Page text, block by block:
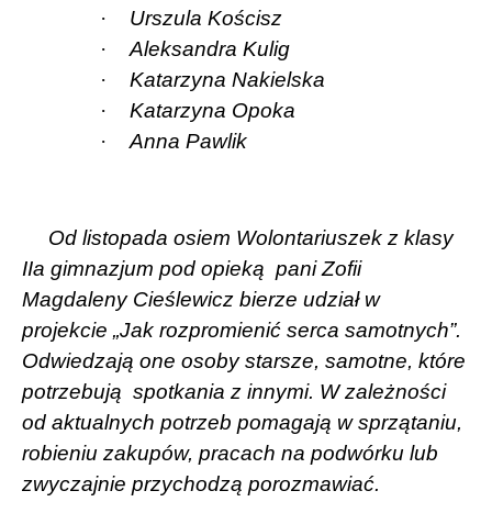
·
Urszula Kościsz
·
Aleksandra Kulig
·
Katarzyna Nakielska
·
Katarzyna Opoka
·
Anna Pawlik
Od listopada osiem Wolontariuszek z klasy
IIa gimnazjum pod opieką pani Zofii
Magdaleny Cieślewicz bierze udział w
projekcie „Jak rozpromienić serca samotnych”.
Odwiedzają one osoby starsze, samotne, które
potrzebują spotkania z innymi. W zależności
od aktualnych potrzeb pomagają w sprzątaniu,
robieniu zakupów, pracach na podwórku lub
zwyczajnie przychodzą porozmawiać.